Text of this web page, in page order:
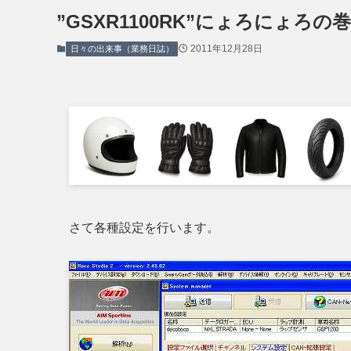
”GSXR1100RK”にょろにょろの
日々の出来事（業務日誌） 2011年12月28日
さて各種設定を行います。